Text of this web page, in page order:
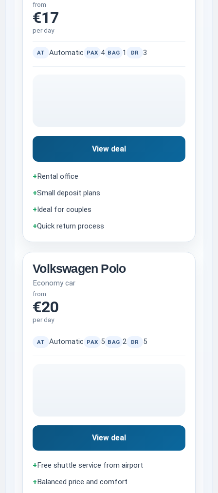
from
€17
per day
AT Automatic PAX 4 BAG 1 DR 3
View deal
+Rental office
+Small deposit plans
+Ideal for couples
+Quick return process
Volkswagen Polo
Economy car
from
€20
per day
AT Automatic PAX 5 BAG 2 DR 5
View deal
+Free shuttle service from airport
+Balanced price and comfort